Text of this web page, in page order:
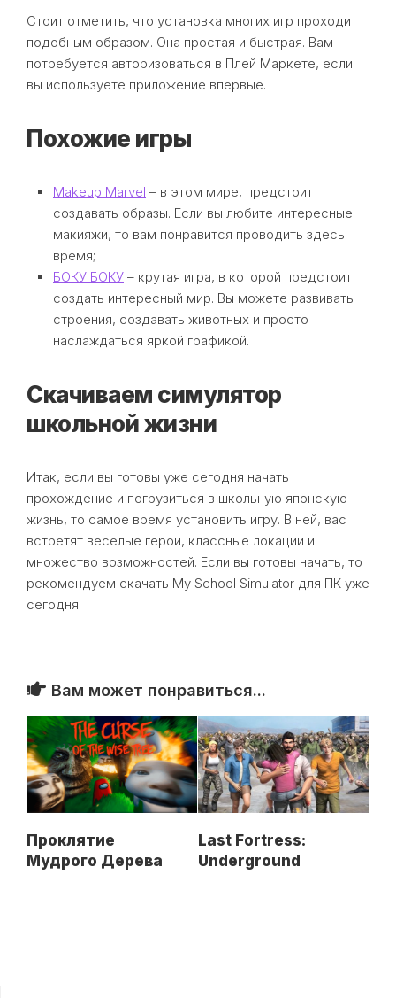
Стоит отметить, что установка многих игр проходит
подобным образом. Она простая и быстрая. Вам
потребуется авторизоваться в Плей Маркете, если
вы используете приложение впервые.
Похожие игры
Makeup Marvel – в этом мире, предстоит
создавать образы. Если вы любите интересные
макияжи, то вам понравится проводить здесь
время;
БОКУ БОКУ – крутая игра, в которой предстоит
создать интересный мир. Вы можете развивать
строения, создавать животных и просто
наслаждаться яркой графикой.
Скачиваем симулятор
школьной жизни
Итак, если вы готовы уже сегодня начать
прохождение и погрузиться в школьную японскую
жизнь, то самое время установить игру. В ней, вас
встретят веселые герои, классные локации и
множество возможностей. Если вы готовы начать, то
рекомендуем скачать My School Simulator для ПК уже
сегодня.
Вам может понравиться...
Проклятие
Мудрого Дерева
Last Fortress:
Underground